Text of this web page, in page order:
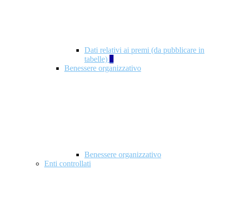
Dati relativi ai premi (da pubblicare in
tabelle) 5
Benessere organizzativo
Benessere organizzativo
Enti controllati